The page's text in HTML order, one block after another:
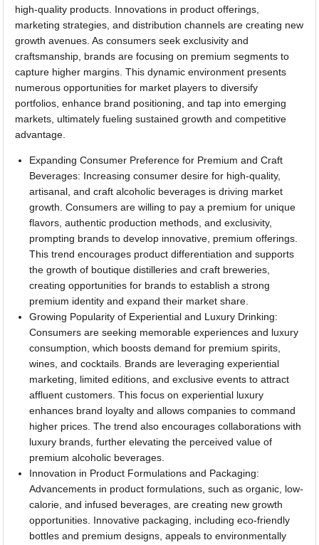
high-quality products. Innovations in product offerings,
marketing strategies, and distribution channels are creating new
growth avenues. As consumers seek exclusivity and
craftsmanship, brands are focusing on premium segments to
capture higher margins. This dynamic environment presents
numerous opportunities for market players to diversify
portfolios, enhance brand positioning, and tap into emerging
markets, ultimately fueling sustained growth and competitive
advantage.
Expanding Consumer Preference for Premium and Craft
Beverages: Increasing consumer desire for high-quality,
artisanal, and craft alcoholic beverages is driving market
growth. Consumers are willing to pay a premium for unique
flavors, authentic production methods, and exclusivity,
prompting brands to develop innovative, premium offerings.
This trend encourages product differentiation and supports
the growth of boutique distilleries and craft breweries,
creating opportunities for brands to establish a strong
premium identity and expand their market share.
Growing Popularity of Experiential and Luxury Drinking:
Consumers are seeking memorable experiences and luxury
consumption, which boosts demand for premium spirits,
wines, and cocktails. Brands are leveraging experiential
marketing, limited editions, and exclusive events to attract
affluent customers. This focus on experiential luxury
enhances brand loyalty and allows companies to command
higher prices. The trend also encourages collaborations with
luxury brands, further elevating the perceived value of
premium alcoholic beverages.
Innovation in Product Formulations and Packaging:
Advancements in product formulations, such as organic, low-
calorie, and infused beverages, are creating new growth
opportunities. Innovative packaging, including eco-friendly
bottles and premium designs, appeals to environmentally